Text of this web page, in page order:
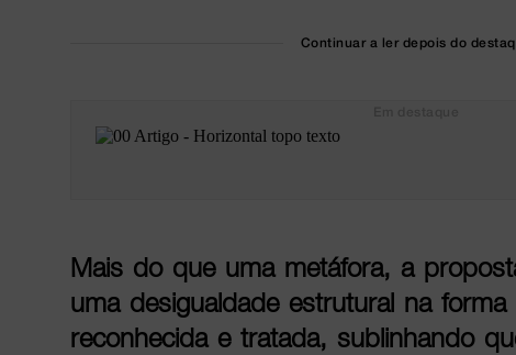
Continuar a ler depois do
Mais do que uma metáfora, a
uma desigualdade estrutural na
reconhecida e tratada, sublinhando